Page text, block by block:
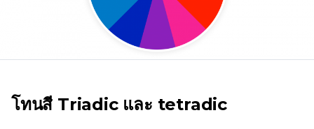
โทนสี Triadic และ tetradic